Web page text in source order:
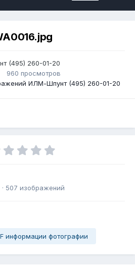
(495) 260-01-20
960 просмотров
ИЛМ-Шпунт (495) 260-01-20
· 507 изображений
информации фотографии